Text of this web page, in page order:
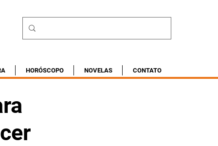
HORÓSCOPO NOVELAS CONTATO